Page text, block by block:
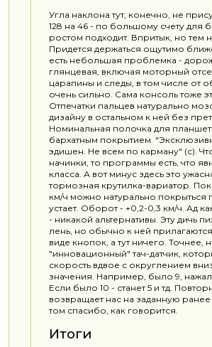
Угла наклона тут, конечно, не
128 на 46 - по большому счету для
ростом подходит. Впритык, но тем
Придется держаться ощутимо
есть небольшая проблемка -
глянцевая, включая моторный
царапины и следы, в том числе от
очень сильно. Сама консоль тоже
Отпечатки пальцев натурально
дизайну в остальном к ней без
Номинальная полочка для
бархатным покрытием.
эдишен. Не всем по карману" (с).
начинки, то программы есть, что
класса. А вот минус здесь это
тормозная крутилка-вариатор.
км/ч можно натурально покрыться
устает. Оборот - +0,2-0,3 км/ч. Ад
- никакой альтернативы. Эту дичь
лень, но обычно к ней прилагаются
виде кнопок, а тут ничего. Точнее,
"инновационный" тач-датчик,
скорость вдвое с округлением
значения. Например, было 9,
Если было 10 - станет 5 и тд.
возвращает нас на заданную ранее
том спасибо, как говорится.
Итоги